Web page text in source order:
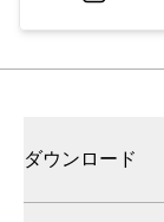
ダウンロード